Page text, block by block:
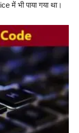
में भी पाया गया था।